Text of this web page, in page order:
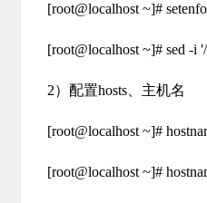
[root@localhost ~]#
[root@localhost ~]# sed -i
2）配置hosts、主机名
[root@localhost ~]#
[root@localhost ~]#